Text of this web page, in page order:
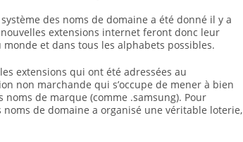
des noms de domaine a été donné il y a
extensions internet feront donc leur
et dans tous les alphabets possibles.
extensions qui ont été adressées au
non marchande qui s’occupe de mener à bien
noms de marque (comme .samsung). Pour
de domaine a organisé une véritable loterie,